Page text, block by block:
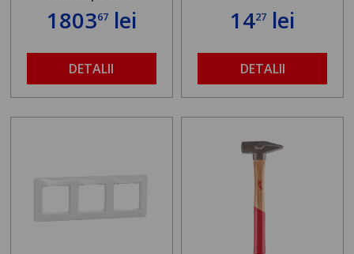
găurit în locul
maximă admisă de 500
kg și înălțime reglabilă
de la 1,8 la 2,9 m
180367lei
DETALII
1427 lei
DETALII